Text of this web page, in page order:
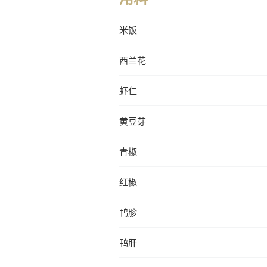
米饭
西兰花
虾仁
黄豆芽
青椒
红椒
鸭胗
鸭肝